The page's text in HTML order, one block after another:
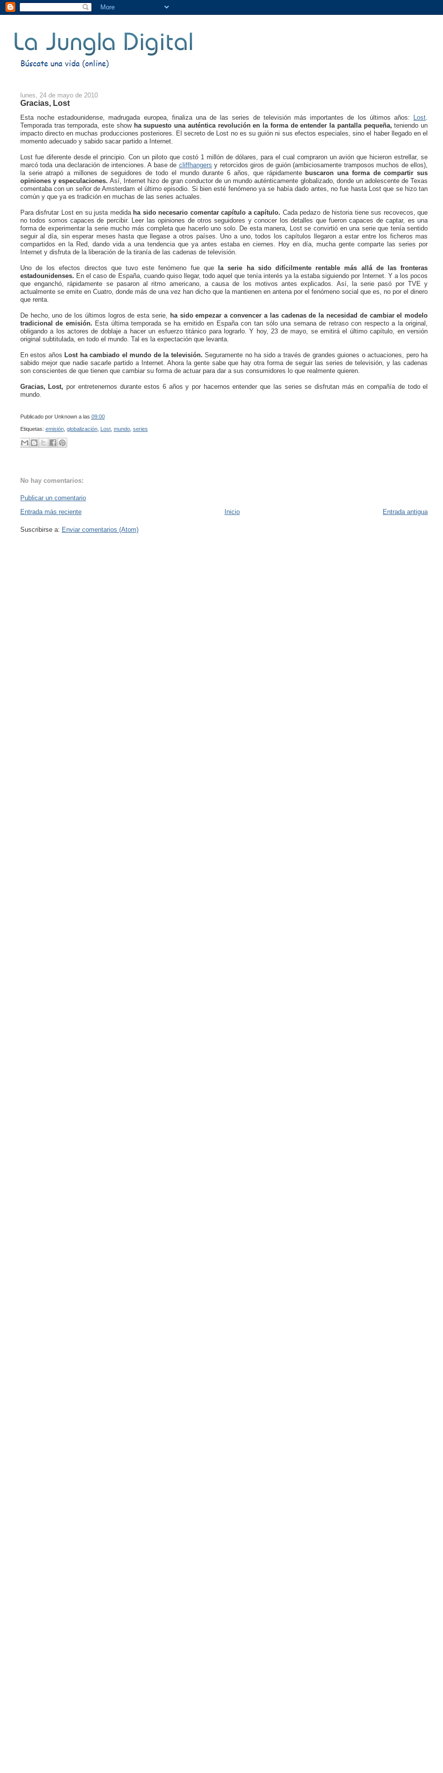
lunes, 24 de mayo de 2010
Gracias, Lost
Esta noche estadounidense, madrugada europea, finaliza una de las series de televisión más importantes de los últimos años: Lost
Temporada tras temporada, este show ha supuesto una auténtica revolución en la forma de entender la pantalla pequeña, teniendo un
impacto directo en muchas producciones posteriores. El secreto de Lost no es su guión ni sus efectos especiales, sino el haber llegado en el
momento adecuado y sabido sacar partido a Internet.
Lost fue diferente desde el principio. Con un piloto que costó 1 millón de dólares, para el cual compraron un avión que hicieron estrellar, se
marcó toda una declaración de intenciones. A base de cliffhangers y retorcidos giros de guión (ambiciosamente tramposos muchos de ellos),
la serie atrapó a millones de seguidores de todo el mundo durante 6 años, que rápidamente buscaron una forma de compartir sus
opiniones y especulaciones.Así, Internet hizo de gran conductor de un mundo auténticamente globalizado, donde un adolescente de Texas
comentaba con un señor de Amsterdam el último episodio. Si bien esté fenómeno ya se había dado antes, no fue hasta Lost que se hizo tan
común y que ya es tradición en muchas de las series actuales.
Para disfrutar Lost en su justa medida ha sido necesario comentar capítulo a capítulo. Cada pedazo de historia tiene sus recovecos, que
no todos somos capaces de percibir. Leer las opiniones de otros seguidores y conocer los detalles que fueron capaces de captar, es una
forma de experimentar la serie mucho más completa que hacerlo uno solo. De esta manera, Lost se convirtió en una serie que tenía sentido
seguir al día, sin esperar meses hasta que llegase a otros países. Uno a uno, todos los capítulos llegaron a estar entre los ficheros mas
compartidos en la Red, dando vida a una tendencia que ya antes estaba en ciernes. Hoy en día, mucha gente comparte las series por
Internet y disfruta de la liberación de la tiranía de las cadenas de televisión.
Uno de los efectos directos que tuvo este fenómeno fue quela serie ha sido difícilmente rentable más allá de las fronteras
estadounidenses. En el caso de España, cuando quiso llegar, todo aquel que tenía interés ya la estaba siguiendo por Internet. Y a los pocos
que enganchó, rápidamente se pasaron al ritmo americano, a causa de los motivos antes explicados. Así, la serie pasó por TVE y
actualmente se emite en Cuatro, donde más de una vez han dicho que la mantienen en antena por el fenómeno social que es, no por el dinero
que renta.
De hecho, uno de los últimos logros de esta serie, ha sido empezar a convencer a las cadenas de la necesidad de cambiar el modelo
tradicional de emisión. Esta última temporada se ha emitido en España con tan sólo una semana de retraso con respecto a la original,
obligando a los actores de doblaje a hacer un esfuerzo titánico para lograrlo. Y hoy, 23 de mayo, se emitirá el último capítulo, en versión
original subtitulada, en todo el mundo. Tal es la expectación que levanta.
En estos añosLost ha cambiado el mundo de la televisión.Seguramente no ha sido a través de grandes guiones o actuaciones, pero ha
sabido mejor que nadie sacarle partido a Internet. Ahora la gente sabe que hay otra forma de seguir las series de televisión, y las cadenas
son conscientes de que tienen que cambiar su forma de actuar para dar a sus consumidores lo que realmente quieren.
Gracias, Lost, por entretenernos durante estos 6 años y por hacernos entender que las series se disfrutan más en compañía de todo el
mundo.
Publicado por Unknown a las 09:00
Etiquetas: emisión, globalización, Lost, mundo, series
No hay comentarios:
Publicar un comentario
Entrada más reciente
Entrada antigua
Inicio
Suscribirse a: Enviar comentarios (Atom)